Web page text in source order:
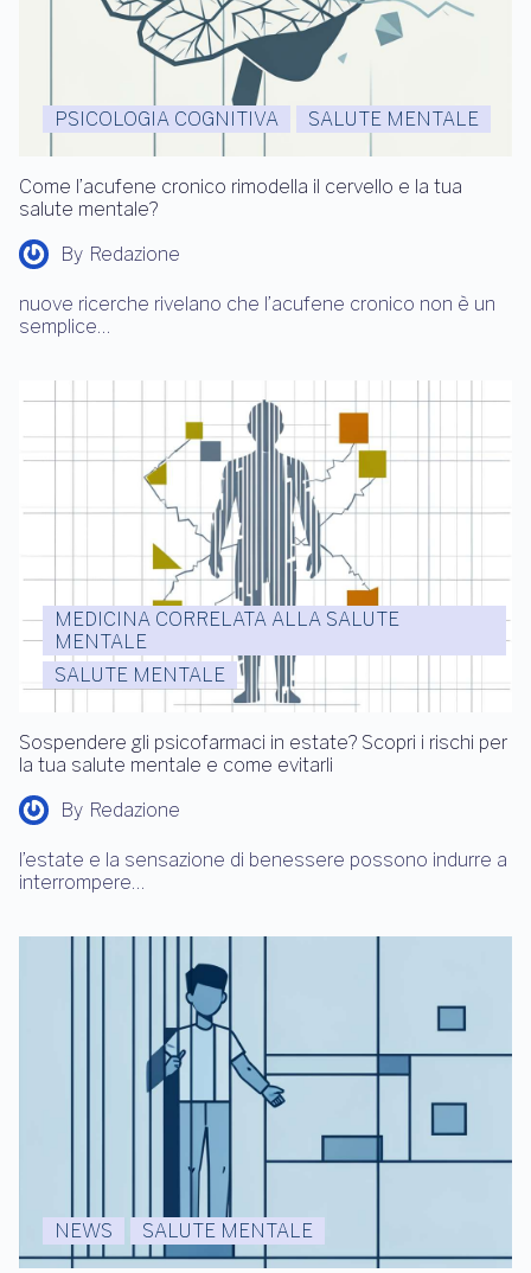
PSICOLOGIA COGNITIVA SALUTE MENTALE
Come l’acufene cronico rimodella il cervello e la tua
salute mentale?
By Redazione
nuove ricerche rivelano che l’acufene cronico non è un
semplice…
MEDICINA CORRELATA ALLA SALUTE
MENTALE
SALUTE MENTALE
Sospendere gli psicofarmaci in estate? Scopri i rischi per
la tua salute mentale e come evitarli
By Redazione
l’estate e la sensazione di benessere possono indurre a
interrompere…
NEWS SALUTE MENTALE